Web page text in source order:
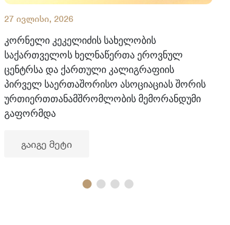
27 ივლისი, 2026
კორნელი კეკელიძის სახელობის
საქართველოს ხელნაწერთა ეროვნულ
ცენტრსა და ქართული კალიგრაფიის
პირველ საერთაშორისო ასოციაციას შორის
ურთიერთთანამშრომლობის მემორანდუმი
გაფორმდა
გაიგე მეტი